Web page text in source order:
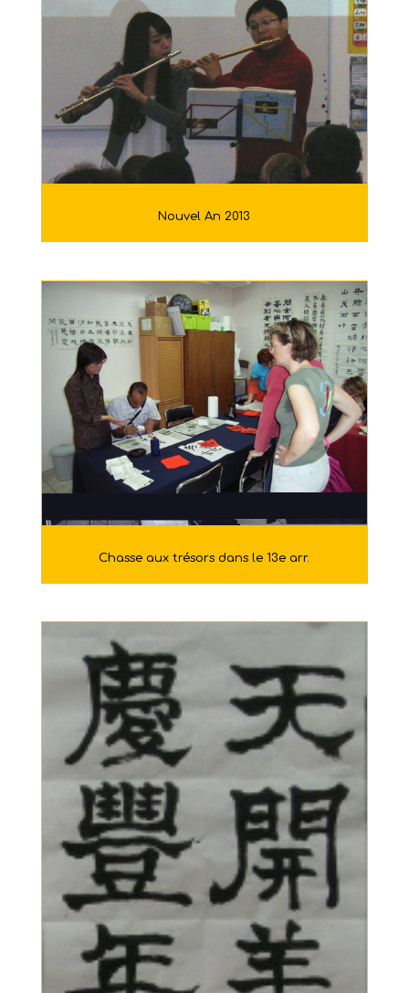
Nouvel An 2013
Chasse aux trésors dans le 13e arr.